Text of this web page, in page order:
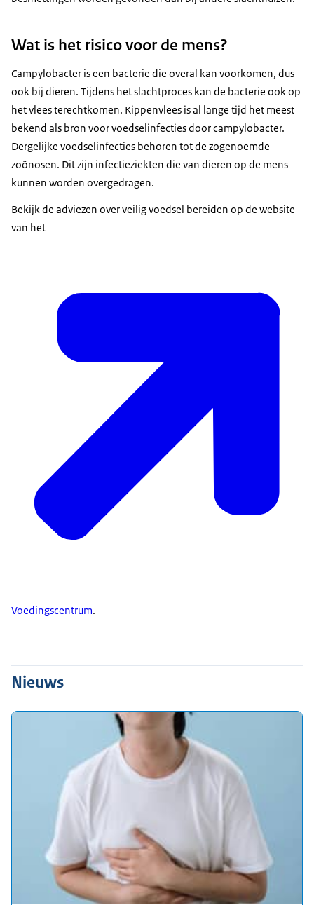
Wat is het risico voor de mens?
Campylobacter is een bacterie die overal kan voorkomen, dus
ook bij dieren. Tijdens het slachtproces kan de bacterie ook op
het vlees terechtkomen. Kippenvlees is al lange tijd het meest
bekend als bron voor voedselinfecties door campylobacter.
Dergelijke voedselinfecties behoren tot de zogenoemde
zoönosen. Dit zijn infectieziekten die van dieren op de mens
kunnen worden overgedragen.
Bekijk de adviezen over veilig voedsel bereiden op de website
van het
Voedingscentrum.
Nieuws